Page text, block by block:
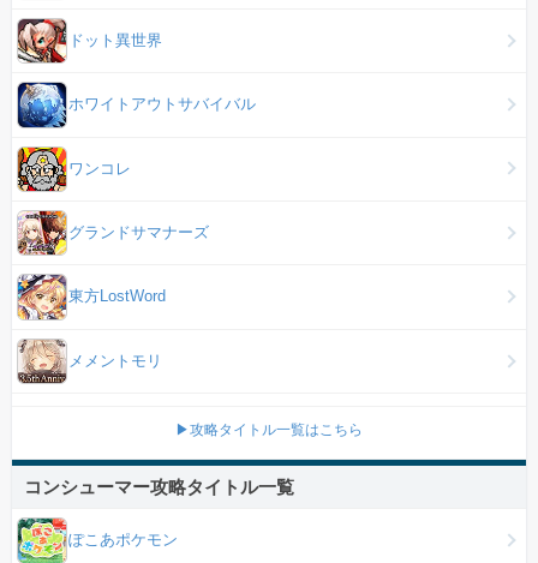
ドット異世界
ホワイトアウトサバイバル
ワンコレ
グランドサマナーズ
東方LostWord
メメントモリ
▶攻略タイトル一覧はこちら
コンシューマー攻略タイトル一覧
ぽこあポケモン